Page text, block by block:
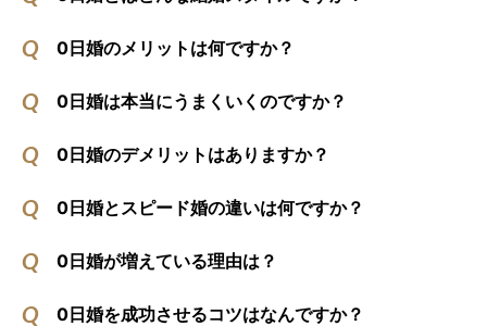
0日婚のメリットは何ですか？
0日婚は本当にうまくいくのですか？
0日婚のデメリットはありますか？
0日婚とスピード婚の違いは何ですか？
0日婚が増えている理由は？
0日婚を成功させるコツはなんですか？